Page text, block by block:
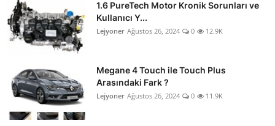
Paketler
Karşılaştırmalar
Kronik Sorunlar
Bakım & Arıza Çözümleri
1.6 PureTech Motor Kronik Sorunları ve
Kullanıcı Y...
Lejyoner Ağustos 26, 2024 0 12.9K
Megane 4 Touch ile Touch Plus
Arasındaki Fark ?
Lejyoner Ağustos 26, 2024 0 11.9K